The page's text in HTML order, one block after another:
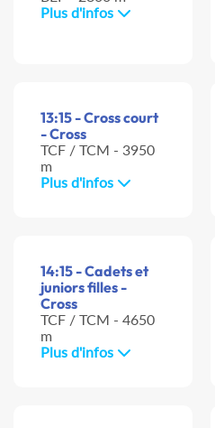
Plus d'infos
13:15 - Cross court
- Cross
TCF / TCM - 3950
m
Plus d'infos
14:15 - Cadets et
juniors filles -
Cross
TCF / TCM - 4650
m
Plus d'infos